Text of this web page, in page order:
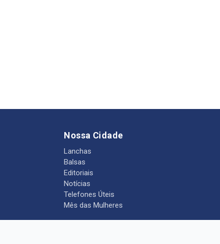
Nossa Cidade
Lanchas
Balsas
Editoriais
Notícias
Telefones Úteis
Mês das Mulheres